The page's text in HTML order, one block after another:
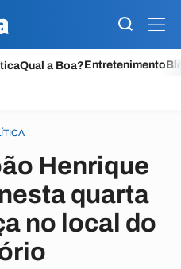
Qual a Boa?Entretenimento
Henrique
quarta
no local do